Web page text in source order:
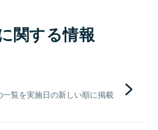
関する情報
覧を実施日の新しい順に掲載